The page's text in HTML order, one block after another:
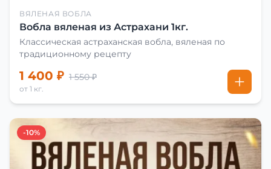
ВЯЛЕНАЯ ВОБЛА
Вобла вяленая из Астрахани 1кг.
Классическая астраханская вобла, вяленая по
традиционному рецепту
1 400 ₽ 1 550 ₽
от 1 кг.
-10%